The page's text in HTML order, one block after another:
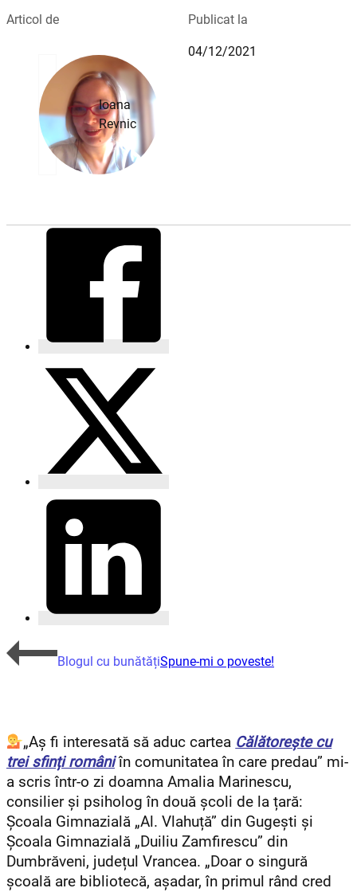
Articol de
Ioana
Revnic
Publicat la
04/12/2021
Blogul cu bunătățiSpune-mi o poveste!
„Aș fi interesată să aduc cartea Călătorește cu
trei sfinți români în comunitatea în care predau” mi-
a scris într-o zi doamna Amalia Marinescu,
consilier și psiholog în două școli de la țară:
Școala Gimnazială „Al. Vlahuță” din Gugești și
Școala Gimnazială „Duiliu Zamfirescu” din
Dumbrăveni, județul Vrancea. „Doar o singură
școală are bibliotecă, așadar, în primul rând cred